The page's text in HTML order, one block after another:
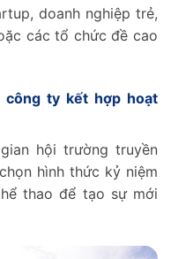
doanh nghiệp trẻ,
các tổ chức đề cao
công ty kết hợp hoạt
hội trường truyền
hình thức kỷ niệm
thao để tạo sự mới